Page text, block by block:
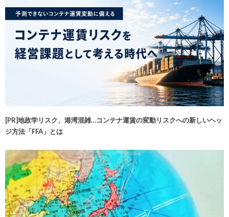
[PR]地政学リスク、港湾混雑…コンテナ運賃の変動リスクへの新しいヘッ
ジ方法「FFA」とは